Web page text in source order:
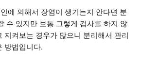
에 의해서 장염이 생기는지 안다면 분
수 있지만 보통 그렇게 검사를 하지 않
지켜보는 경우가 많으니 분리해서 관리
방법입니다.